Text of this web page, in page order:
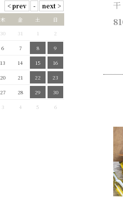
干
木 金 土
日
30 31 1
2
6 7 8
9
13 14 15
16
20 21 22
23
27 28 29
30
3 4 5 6